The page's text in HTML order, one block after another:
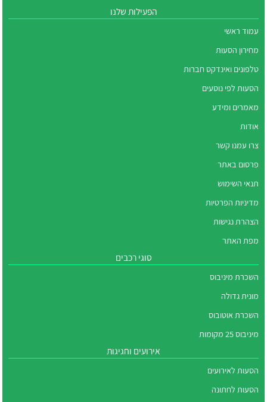
הפעילות שלנו
עמוד ראשי
מחירון הסעות
טלפונים ואינדקס חברות
הסעות לפי נוסעים
מאמרים ומידע
אודות
צרו עמנו קשר
פרסום באתר
תנאי השימוש
מדיניות הפרטיות
הצהרת נגישות
מפת האתר
סוגי רכבים
השכרת מיניבוס
מונית גדולה
השכרת אוטובוס
מיניבוס 25 מקומות
אירועים וחגיגות
הסעות לאירועים
הסעות לחתונה